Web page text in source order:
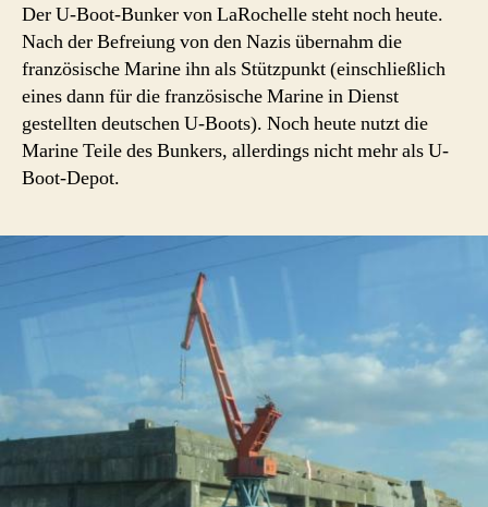
Der U-Boot-Bunker von LaRochelle steht noch heute.
Nach der Befreiung von den Nazis übernahm die
französische Marine ihn als Stützpunkt (einschließlich
eines dann für die französische Marine in Dienst
gestellten deutschen U-Boots). Noch heute nutzt die
Marine Teile des Bunkers, allerdings nicht mehr als U-
Boot-Depot.